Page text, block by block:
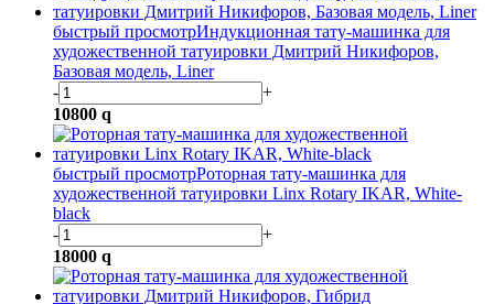
быстрый просмотрИндукционная тату-машинка для
художественной татуировки Дмитрий Никифоров,
Базовая модель, Liner
-
+
10800 q
быстрый просмотрРоторная тату-машинка для
художественной татуировки Linx Rotary IKAR, White-
black
-
+
18000 q